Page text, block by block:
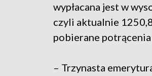
wypłacana jest w
czyli aktualnie
pobierane
– Trzynasta